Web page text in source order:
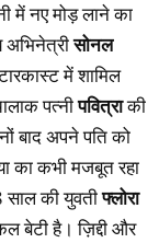
में नए मोड़ लाने का
अभिनेत्रीसोनल
में शामिल
पत्नीपवित्राकी
बाद अपने पति को
का कभी मजबूत रहा
की युवतीफ्लोरा
बेटी है। ज़िद्दी और